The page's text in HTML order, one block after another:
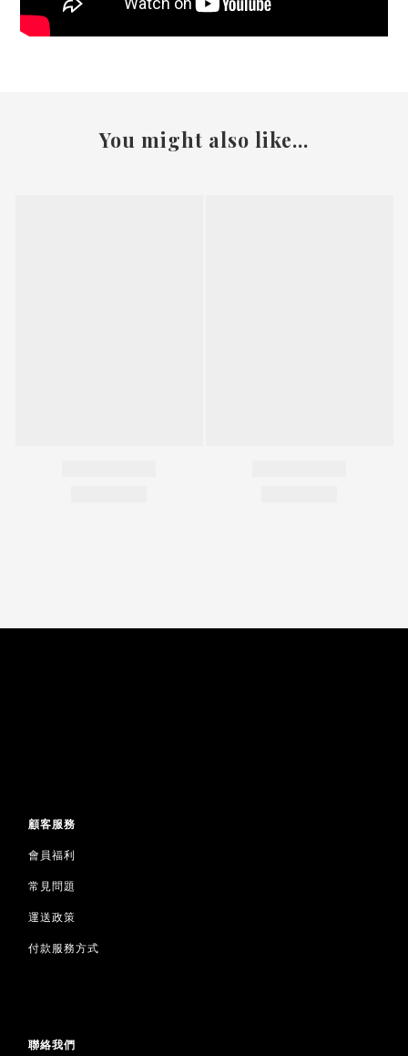
You might also like...
顧客服務
會員福利
常見問題
運送政策
付款服務方式
聯絡我們